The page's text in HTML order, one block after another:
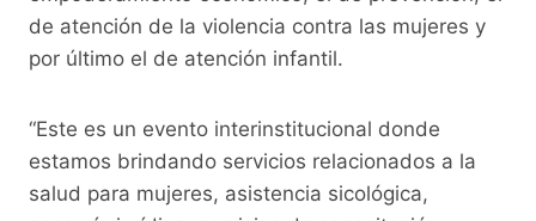
de atención de la violencia contra las mujeres y
por último el de atención infantil.
“Este es un evento interinstitucional donde
estamos brindando servicios relacionados a la
salud para mujeres, asistencia sicológica,